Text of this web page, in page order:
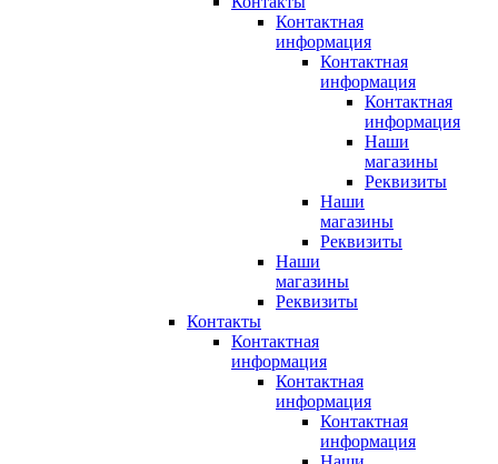
Контактная
информация
Контактная
информация
Контактная
информация
Наши
магазины
Реквизиты
Наши
магазины
Реквизиты
Наши
магазины
Реквизиты
Контакты
Контактная
информация
Контактная
информация
Контактная
информация